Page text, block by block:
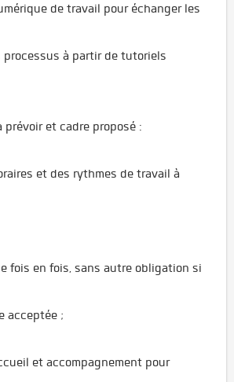
de travail pour échanger les
processus à partir de tutoriels
et cadre proposé :
et des rythmes de travail à
fois en fois, sans autre obligation si
acceptée ;
et accompagnement pour